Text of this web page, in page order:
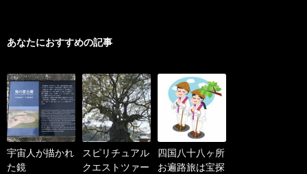
あなたにおすすめの記事
宇宙人が描かれ
た鏡
スピリチュアル
クエストツァー
四国八十八ヶ所
お遍路旅は宝探